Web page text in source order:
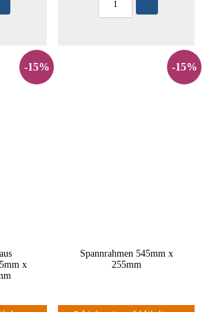
-15%
x
-15%
Spannrahmen 545mm x
255mm